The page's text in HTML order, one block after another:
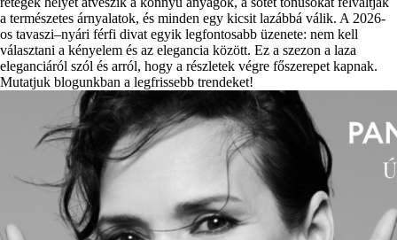
a természetes árnyalatok, és minden egy kicsit lazábbá válik. A 2026-
os tavaszi–nyári férfi divat egyik legfontosabb üzenete: nem kell
választani a kényelem és az elegancia között. Ez a szezon a laza
eleganciáról szól és arról, hogy a részletek végre főszerepet kapnak.
Mutatjuk blogunkban a legfrissebb trendeket!